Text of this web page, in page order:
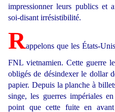
impressionner leurs publics et
soi-disant irrésistibilité.
Rappelons que les États-
FNL vietnamien. Cette guerre
obligés de désindexer le dollar
papier. Depuis la planche à
singe, les guerres impériales
point que cette fuite en